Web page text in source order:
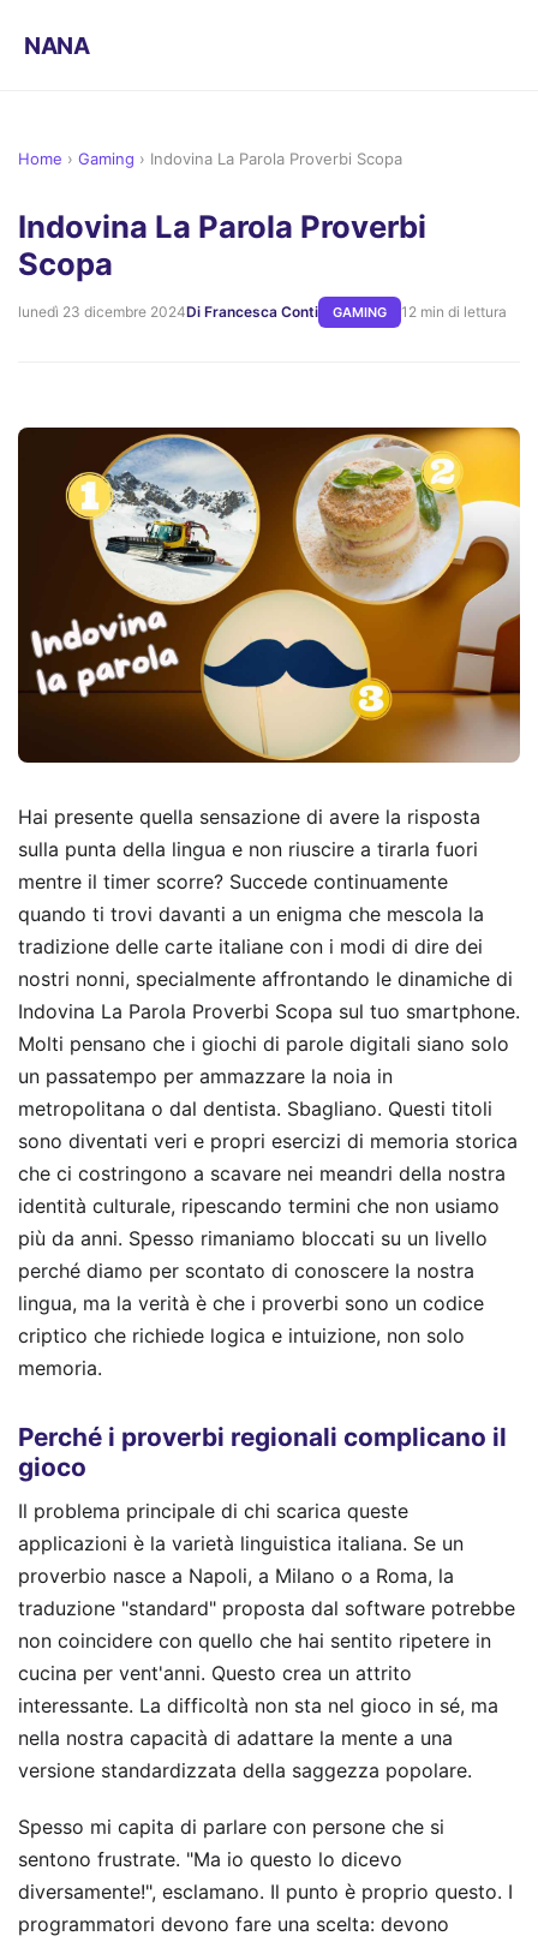
NANA
Home › Gaming › Indovina La Parola Proverbi Scopa
Indovina La Parola Proverbi
Scopa
lunedì 23 dicembre 2024Di Francesca Conti GAMING 12 min di lettura
Hai presente quella sensazione di avere la risposta
sulla punta della lingua e non riuscire a tirarla fuori
mentre il timer scorre? Succede continuamente
quando ti trovi davanti a un enigma che mescola la
tradizione delle carte italiane con i modi di dire dei
nostri nonni, specialmente affrontando le dinamiche di
Indovina La Parola Proverbi Scopa sul tuo smartphone.
Molti pensano che i giochi di parole digitali siano solo
un passatempo per ammazzare la noia in
metropolitana o dal dentista. Sbagliano. Questi titoli
sono diventati veri e propri esercizi di memoria storica
che ci costringono a scavare nei meandri della nostra
identità culturale, ripescando termini che non usiamo
più da anni. Spesso rimaniamo bloccati su un livello
perché diamo per scontato di conoscere la nostra
lingua, ma la verità è che i proverbi sono un codice
criptico che richiede logica e intuizione, non solo
memoria.
Perché i proverbi regionali complicano il
gioco
Il problema principale di chi scarica queste
applicazioni è la varietà linguistica italiana. Se un
proverbio nasce a Napoli, a Milano o a Roma, la
traduzione "standard" proposta dal software potrebbe
non coincidere con quello che hai sentito ripetere in
cucina per vent'anni. Questo crea un attrito
interessante. La difficoltà non sta nel gioco in sé, ma
nella nostra capacità di adattare la mente a una
versione standardizzata della saggezza popolare.
Spesso mi capita di parlare con persone che si
sentono frustrate. "Ma io questo lo dicevo
diversamente!", esclamano. Il punto è proprio questo. I
programmatori devono fare una scelta: devono